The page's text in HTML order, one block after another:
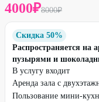
4000₽8000₽
Скидка 50%
Распространяется
пузырями и
В услугу входит
Аренда зала с
Пользование мини-